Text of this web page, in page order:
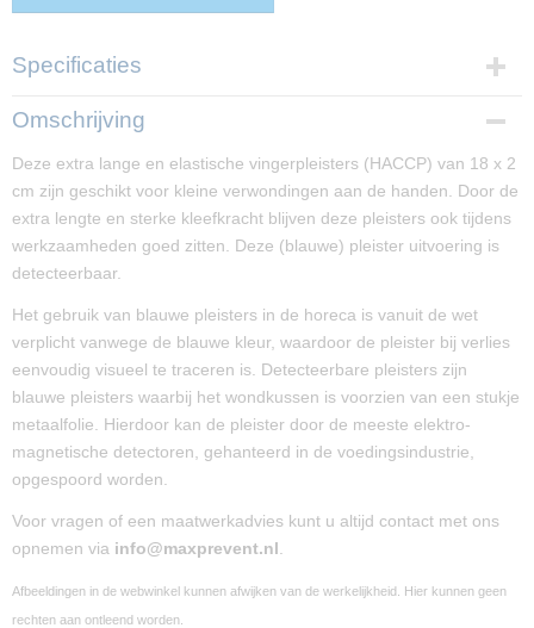
Specificaties
Productcode
Productcode leverancier
Q01511
Omschrijving
Deze extra lange en elastische vingerpleisters (HACCP) van 18 x 2
cm zijn geschikt voor kleine verwondingen aan de handen. Door de
extra lengte en sterke kleefkracht blijven deze pleisters ook tijdens
werkzaamheden goed zitten. Deze (blauwe) pleister uitvoering is
detecteerbaar.
Het gebruik van blauwe pleisters in de horeca is vanuit de wet
verplicht vanwege de blauwe kleur, waardoor de pleister bij verlies
eenvoudig visueel te traceren is. Detecteerbare pleisters zijn
blauwe pleisters waarbij het wondkussen is voorzien van een stukje
metaalfolie. Hierdoor kan de pleister door de meeste elektro-
magnetische detectoren, gehanteerd in de voedingsindustrie,
opgespoord worden.
Voor vragen of een maatwerkadvies kunt u altijd contact met ons
opnemen via info@maxprevent.nl
Afbeeldingen in de webwinkel kunnen afwijken van de werkelijkheid. Hier kunnen geen
rechten aan ontleend worden.